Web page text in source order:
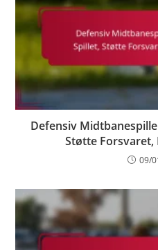
Defensiv
Støtte Forsvaret,
09/